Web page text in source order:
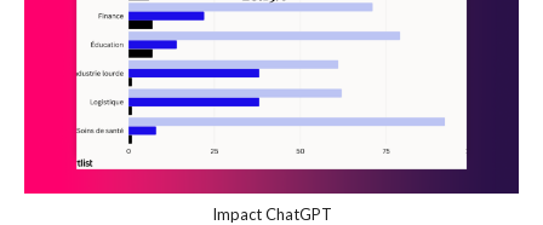
Impact ChatGPT